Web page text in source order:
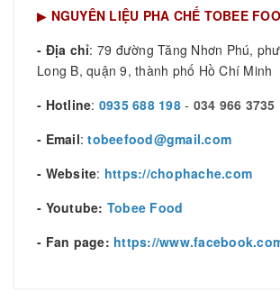
▶ NGUYÊN LIỆU PHA CHẾ TOBEE
- Địa chỉ: 79 đường Tăng Nhơn Phú,
Long B, quận 9, thành phố Hồ Chí Minh
- Hotline: 0935 688 198- 034 966 3735
- Email: tobeefood@gmail.com
- Website: https://chophache.com
- Youtube: Tobee Food
- Fan page: https://